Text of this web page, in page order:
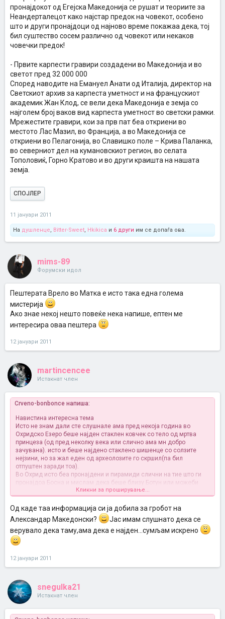
пронајдокот од Егејска Македонија се рушат и теориите за
Неандерталецот како најстар предок на човекот, особено
што и други пронајдоци од најново време покажаа дека, тој
бил суштество сосем различно од човекот или некаков
човечки предок!
- Првите карпести гравири создадени во Македонија и во
светот пред 32 000 000
Според наводите на Емануел Анати од Италија, директор на
Светскиот архив за карпеста уметност и на францускиот
академик Жан Клод, се вели дека Македонија е земја со
најголем број ваков вид карпеста уметност во светски рамки.
Мрежестите гравири, кои за прв пат беа откриени во
местото Лас Мазил, во Франција, а во Македонија се
откриени во Пелагонија, во Славишко поле – Крива Паланка,
во северниот дел на кумановскиот регион, во селата
Тополовиќ, Горно Кратово и во други краишта на нашата
земја.
СПОЈЛЕР
11 јануари 2011
На душленце, Bitter-Sweet, Hkikica и 6 други им се допаѓа ова.
mims-89
Форумски идол
Пештерата Врело во Матка е исто така една голема
мистерија
Ако знае некој нешто повеќе нека напише, ептен ме
интересира оваа пештера
12 јануари 2011
martincencee
Истакнат член
Crveno-bonbonce напиша:
Навистина интересна тема
Исто не знам дали сте слушнале ама пред некоја година во
Охридско Езеро беше најден стаклен ковчек со тело од мртва
принцеза (од пред неколку века или слично ама мн добро
зачувана). исто и беше најдено стаклено шишенце со солзите
нејзини, но за жал еден од археолозите го скршил(па бил
отпуштен заради тоа).
Во Охрид исто беа пронајдени и пирамиди слични на тие што ги
пронајдоа Босна и мислам дека беше близу Ботун или можеби
А да иначе мн сум среќна што конечно е пронајден на Беласица
гробот од Александар Македонски и набрзо таа вест ќе биде
Кликни за проширување...
Од каде таа информација си ја добила за гробот на
Александар Македонски?
Јас имам слушнато дека се
верувало дека таму,ама дека е најден...сумљам искрено
12 јануари 2011
snegulka21
Истакнат член